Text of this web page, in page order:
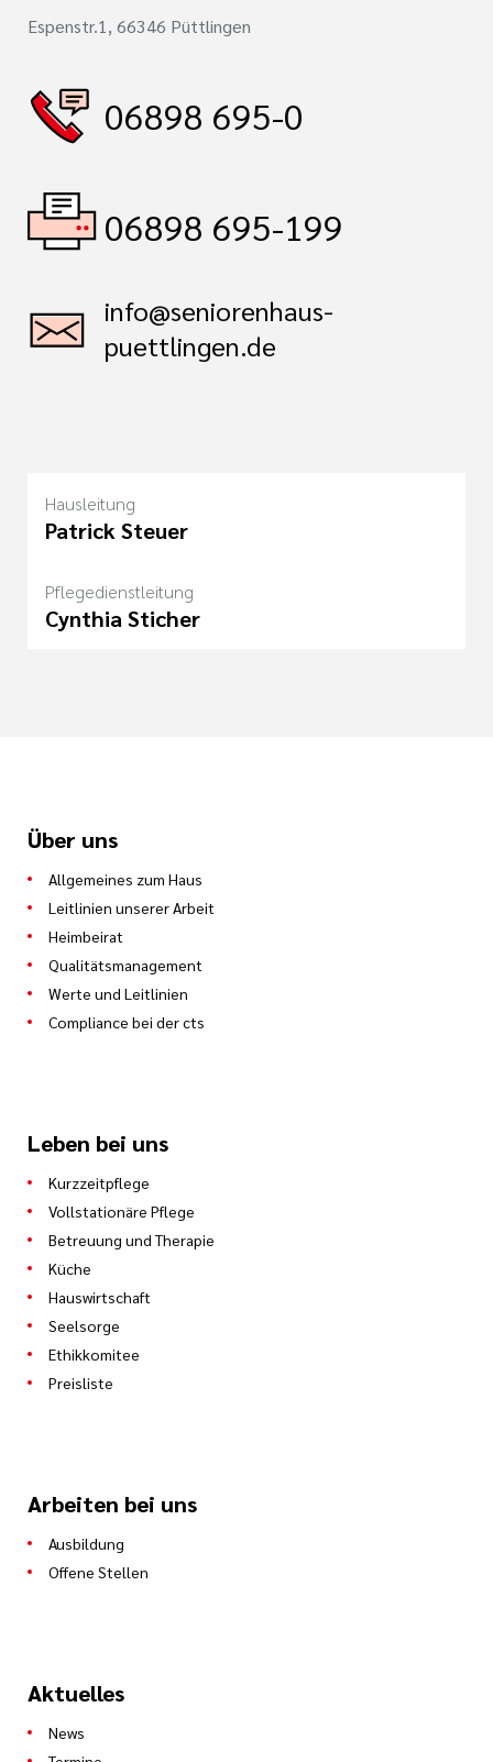
Espenstr.1, 66346 Püttlingen
06898 695-0
06898 695-199
info@seniorenhaus-
puettlingen.de
Hausleitung
Patrick Steuer
Pflegedienstleitung
Cynthia Sticher
Über uns
Allgemeines zum Haus
Leitlinien unserer Arbeit
Heimbeirat
Qualitätsmanagement
Werte und Leitlinien
Compliance bei der cts
Leben bei uns
Kurzzeitpflege
Vollstationäre Pflege
Betreuung und Therapie
Küche
Hauswirtschaft
Seelsorge
Ethikkomitee
Preisliste
Arbeiten bei uns
Ausbildung
Offene Stellen
Aktuelles
News